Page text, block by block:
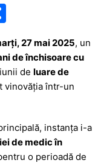
ar
ta
je
a
ă
27 mai 2025, un
de închisoare cu
de luare de
vinovăția într-un
instanța i-a
de medic în
o perioadă de